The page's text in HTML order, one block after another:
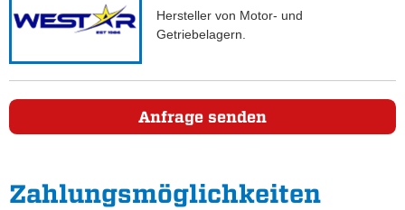
Hersteller von Motor- und
Getriebelagern.
Anfrage senden
Zahlungs­möglichkeiten